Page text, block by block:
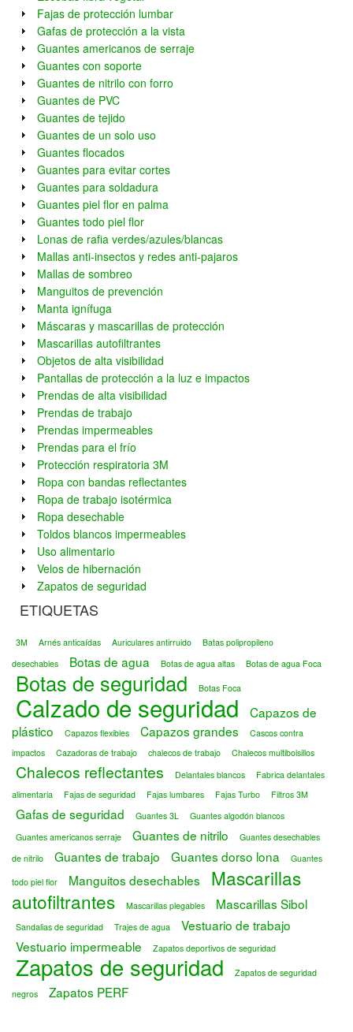
Fajas de protección lumbar
Gafas de protección a la vista
Guantes americanos de serraje
Guantes con soporte
Guantes de nitrilo con forro
Guantes de PVC
Guantes de tejido
Guantes de un solo uso
Guantes flocados
Guantes para evitar cortes
Guantes para soldadura
Guantes piel flor en palma
Guantes todo piel flor
Lonas de rafia verdes/azules/blancas
Mallas anti-insectos y redes anti-pajaros
Mallas de sombreo
Manguitos de prevención
Manta ignífuga
Máscaras y mascarillas de protección
Mascarillas autofiltrantes
Objetos de alta visibilidad
Pantallas de protección a la luz e impactos
Prendas de alta visibilidad
Prendas de trabajo
Prendas impermeables
Prendas para el frío
Protección respiratoria 3M
Ropa con bandas reflectantes
Ropa de trabajo isotérmica
Ropa desechable
Toldos blancos impermeables
Uso alimentario
Velos de hibernación
Zapatos de seguridad
ETIQUETAS
3M Arnés anticaídas Auriculares antirruido
Batas polipropileno
desechables
Botas de agua Botas de agua altas Botas de agua Foca
Botas de seguridad Botas Foca
Calzado de seguridad
Capazos de
plástico
Capazos flexibles Capazos grandes
Cascos contra
impactos
Cazadoras de trabajo chalecos de trabajo Chalecos multibolsillos
Chalecos reflectantes Delantales blancos
Fabrica delantales
alimentaria
Fajas de seguridad Fajas lumbares Fajas Turbo Filtros 3M
Gafas de seguridad Guantes 3L
Guantes algodón blancos
Guantes americanos serraje
Guantes de nitrilo
Guantes desechables
de nitrilo
Guantes de trabajo Guantes dorso lona
Guantes
todo piel flor
Manguitos desechables
Mascarillas
autofiltrantes
Mascarillas plegables Mascarillas Sibol
Sandalias de seguridad Trajes de agua
Vestuario de trabajo
Vestuario impermeable
Zapatos deportivos de seguridad
Zapatos de seguridad
Zapatos de seguridad
negros
Zapatos PERF